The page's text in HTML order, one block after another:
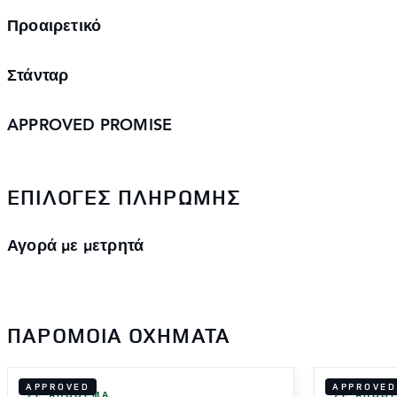
Προαιρετικό
Στάνταρ
APPROVED PROMISE
ΕΠΙΛΟΓΈΣ ΠΛΗΡΩΜΉΣ
Αγορά με μετρητά
ΠΑΡΌΜΟΙΑ ΟΧΉΜΑΤΑ
APPROVED APPROVED